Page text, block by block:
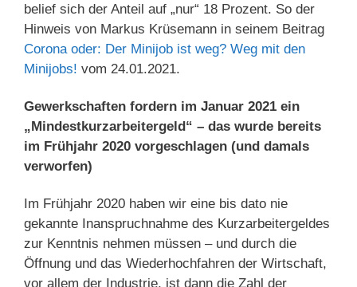
belief sich der Anteil auf „nur“ 18 Prozent. So der
Hinweis von Markus Krüsemann in seinem Beitrag
Corona oder: Der Minijob ist weg? Weg mit den
Minijobs! vom 24.01.2021.
Gewerkschaften fordern im Januar 2021 ein
„Mindestkurzarbeitergeld“ – das wurde bereits
im Frühjahr 2020 vorgeschlagen (und damals
verworfen)
Im Frühjahr 2020 haben wir eine bis dato nie
gekannte Inanspruchnahme des Kurzarbeitergeldes
zur Kenntnis nehmen müssen – und durch die
Öffnung und das Wiederhochfahren der Wirtschaft,
vor allem der Industrie, ist dann die Zahl der